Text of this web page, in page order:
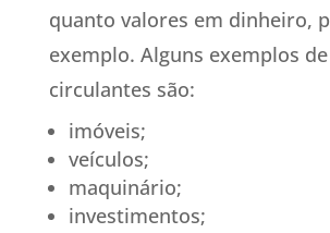
quanto valores em dinheiro,
exemplo. Alguns exemplos
circulantes são:
imóveis;
veículos;
maquinário;
investimentos;